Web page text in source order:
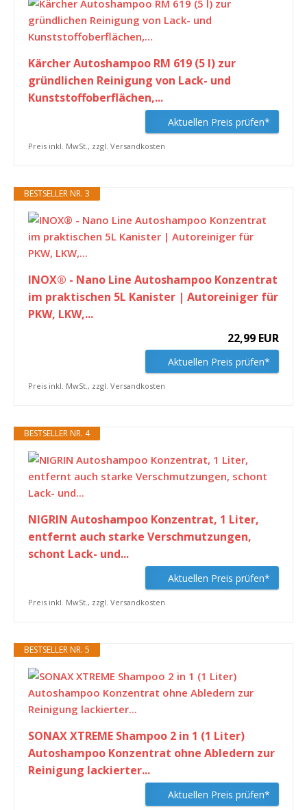
Kärcher Autoshampoo RM 619 (5 l) zur
gründlichen Reinigung von Lack- und
Kunststoffoberflächen,...
Aktuellen Preis prüfen*
Preis inkl. MwSt., zzgl. Versandkosten
BESTSELLER NR. 3
INOX® - Nano Line Autoshampoo Konzentrat
im praktischen 5L Kanister | Autoreiniger für
PKW, LKW,...
22,99 EUR
Aktuellen Preis prüfen*
Preis inkl. MwSt., zzgl. Versandkosten
BESTSELLER NR. 4
NIGRIN Autoshampoo Konzentrat, 1 Liter,
entfernt auch starke Verschmutzungen,
schont Lack- und...
Aktuellen Preis prüfen*
Preis inkl. MwSt., zzgl. Versandkosten
BESTSELLER NR. 5
SONAX XTREME Shampoo 2 in 1 (1 Liter)
Autoshampoo Konzentrat ohne Abledern zur
Reinigung lackierter...
Aktuellen Preis prüfen*